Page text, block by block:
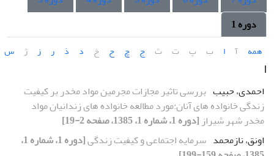
دوره 1
همه آ ا ب پ ت ث ج چ ح خ د ذ ر ز ژ س
ا
احمدی، حبیب بررسی تاثیر مجازات مجرمین مواد مخدر بر کیفیت
زندگی خانواده های آنان:مورد مطالعه خانواده های زندانیان مواد
مخدر شهر شیراز [دوره 1، شماره 1، 1385، صفحه 2-19]
اونق، نازمحمد سرمایه اجتماعی و کیفیت زندگی
[دوره 1، شماره 1،